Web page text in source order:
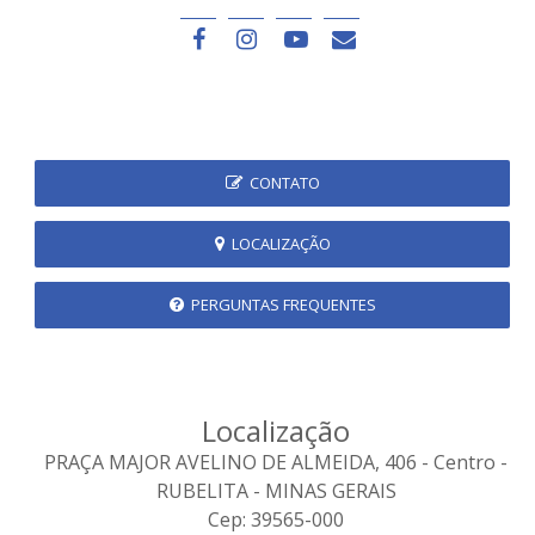
CONTATO
LOCALIZAÇÃO
PERGUNTAS FREQUENTES
Localização
PRAÇA MAJOR AVELINO DE ALMEIDA, 406 - Centro -
RUBELITA - MINAS GERAIS
Cep: 39565-000